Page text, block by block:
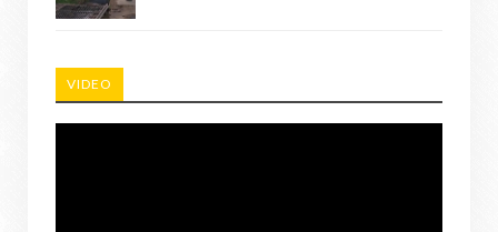
VIDEO